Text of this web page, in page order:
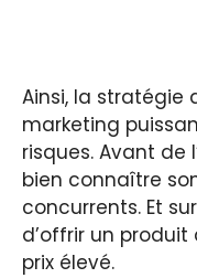
Ainsi, la stratégie
marketing
risques. Avant de
bien connaître
concurrents. Et
d’offrir un
prix élevé.